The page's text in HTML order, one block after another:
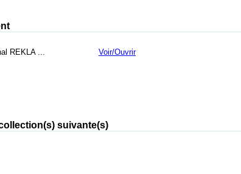
REKLA ...
Voir/Ouvrir
suivante(s)